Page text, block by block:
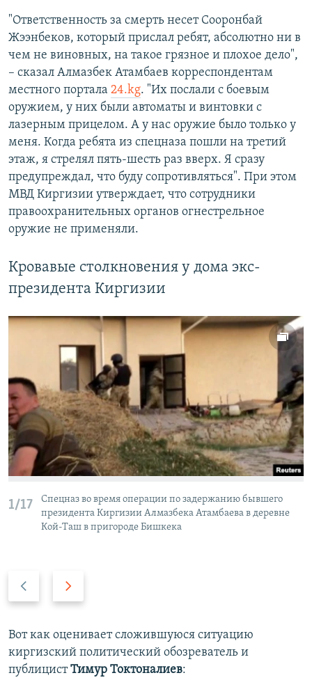
"Ответственность за смерть несет Сооронбай
Жээнбеков, который прислал ребят, абсолютно ни в
чем не виновных, на такое грязное и плохое дело",
– сказал Алмазбек Атамбаев корреспондентам
местного портала 24.kg. "Их послали с боевым
оружием, у них были автоматы и винтовки с
лазерным прицелом. А у нас оружие было только у
меня. Когда ребята из спецназа пошли на третий
этаж, я стрелял пять-шесть раз вверх. Я сразу
предупреждал, что буду сопротивляться". При этом
МВД Киргизии утверждает, что сотрудники
правоохранительных органов огнестрельное
оружие не применяли.
Кровавые столкновения у дома экс-
президента Киргизии
1/17
Спецназ во время операции по задержанию бывшего
президента Киргизии Алмазбека Атамбаева в деревне
Кой-Таш в пригороде Бишкека
а
д
р
е
д
Вот как оценивает сложившуюся ситуацию
киргизский политический обозреватель и
публицистТимур Токтоналиев: